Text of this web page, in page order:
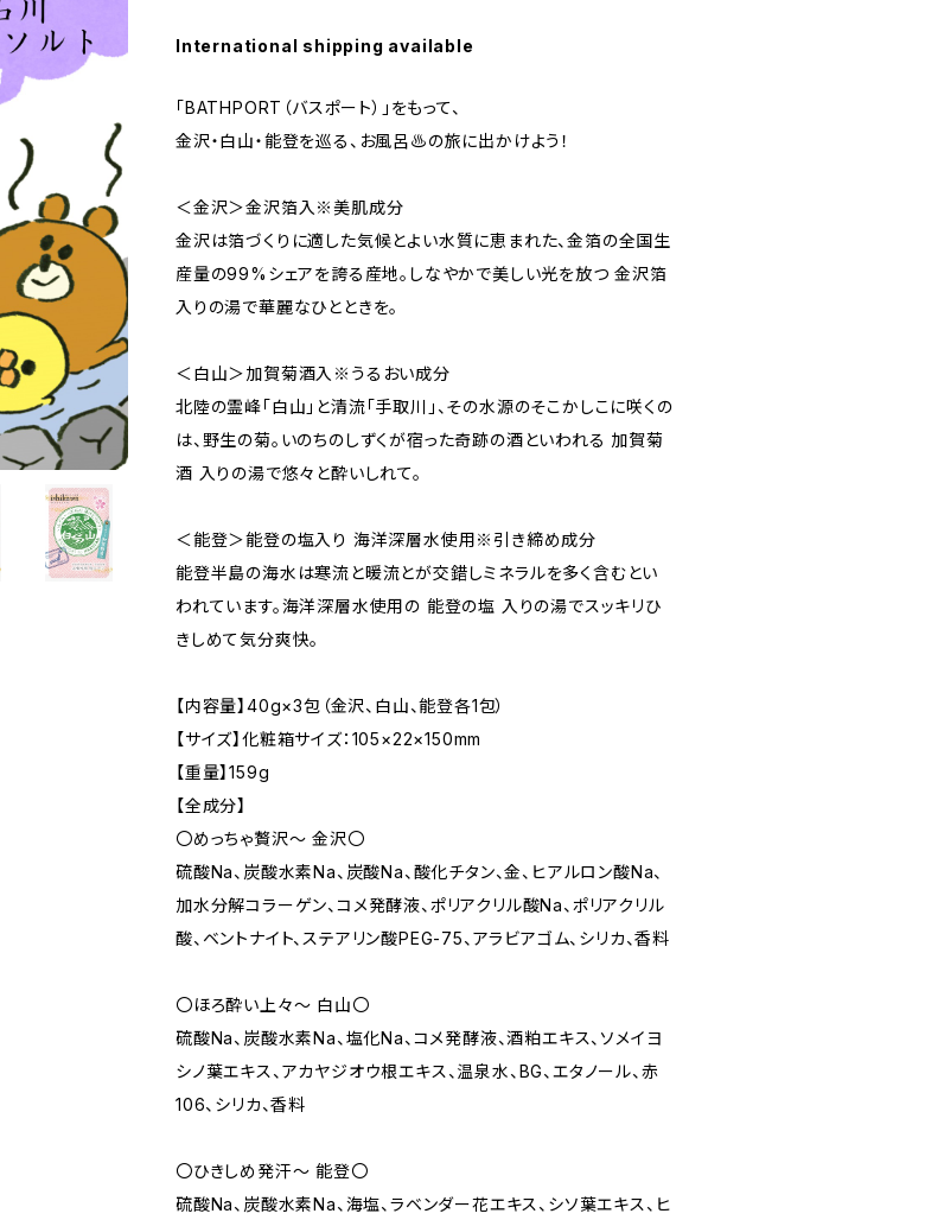
International shipping available
「BATHPORT（バスポート）」をもって、
金沢・白山・能登を巡る、お風呂♨の旅に出かけよう！
＜金沢＞金沢箔入※美肌成分
金沢は箔づくりに適した気候とよい水質に恵まれた、金箔の全国生
産量の99%シェアを誇る産地。しなやかで美しい光を放つ 金沢箔
入りの湯で華麗なひとときを。
＜白山＞加賀菊酒入※うるおい成分
北陸の霊峰「白山」と清流「手取川」、その水源のそこかしこに咲くの
は、野生の菊。いのちのしずくが宿った奇跡の酒といわれる 加賀菊
酒 入りの湯で悠々と酔いしれて。
＜能登＞能登の塩入り 海洋深層水使用※引き締め成分
能登半島の海水は寒流と暖流とが交錯しミネラルを多く含むとい
われています。海洋深層水使用の 能登の塩 入りの湯でスッキリひ
きしめて気分爽快。
【内容量】40g×3包（金沢、白山、能登各1包）
【サイズ】化粧箱サイズ：105×22×150mm
【重量】159g
【全成分】
〇めっちゃ贅沢〜 金沢〇
硫酸Na、炭酸水素Na、炭酸Na、酸化チタン、金、ヒアルロン酸Na、
加水分解コラーゲン、コメ発酵液、ポリアクリル酸Na、ポリアクリル
酸、ベントナイト、ステアリン酸PEG-75、アラビアゴム、シリカ、香料
〇ほろ酔い上々〜 白山〇
硫酸Na、炭酸水素Na、塩化Na、コメ発酵液、酒粕エキス、ソメイヨ
シノ葉エキス、アカヤジオウ根エキス、温泉水、BG、エタノール、赤
106、シリカ、香料
〇ひきしめ発汗〜 能登〇
硫酸Na、炭酸水素Na、海塩、ラベンダー花エキス、シソ葉エキス、ヒ